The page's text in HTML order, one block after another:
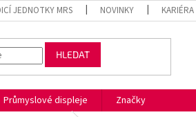
JEDNOTKY MRS NOVINKY KARIÉRA
HLEDAT
Průmyslové displeje
Značky